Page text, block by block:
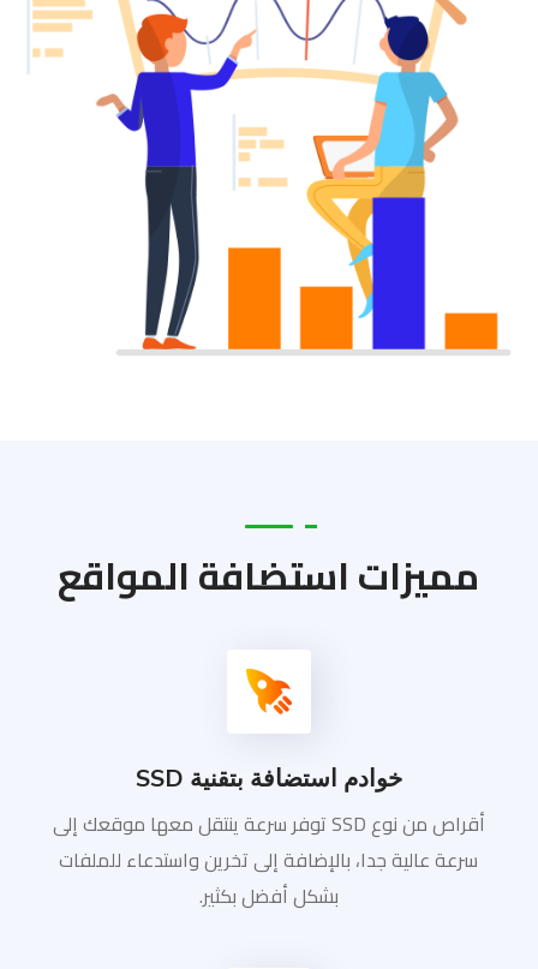
مميزات استضافة المواقع
خوادم استضافة بتقنية SSD
أقراص من نوع SSD توفر سرعة ينتقل معها موقعك إلى
سرعة عالية جدا، بالإضافة إلى تخرين واستدعاء للملفات
بشكل أفضل بكثير.